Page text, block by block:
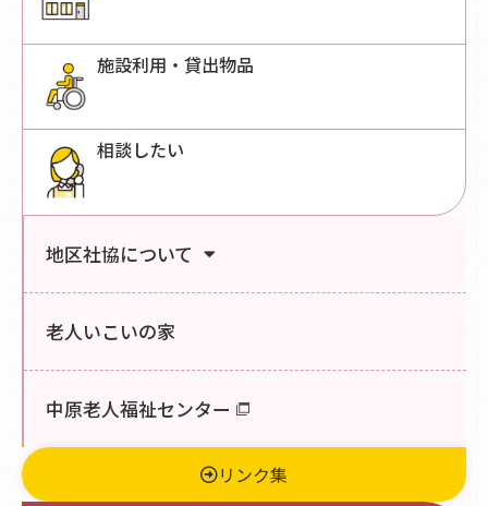
施設利用・貸出物品
相談したい
地区社協について
老人いこいの家
中原老人福祉センター
リンク集